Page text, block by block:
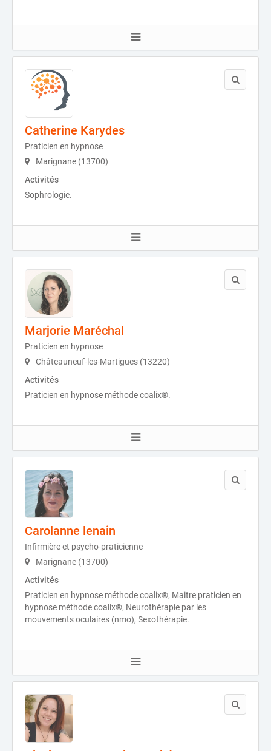
Catherine Karydes
Praticien en hypnose
Marignane (13700)
Activités
Sophrologie.
Marjorie Maréchal
Praticien en hypnose
Châteauneuf-les-Martigues (13220)
Activités
Praticien en hypnose méthode coalix®.
Carolanne lenain
Infirmière et psycho-praticienne
Marignane (13700)
Activités
Praticien en hypnose méthode coalix®, Maitre praticien en
hypnose méthode coalix®, Neurothérapie par les
mouvements oculaires (nmo), Sexothérapie.